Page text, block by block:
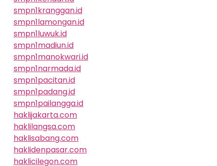
smpn1kranggan.id
smpn1lamongan.id
smpn1luwuk.id
smpn1madiun.id
smpn1manokwari.id
smpn1narmada.id
smpn1pacitan.id
smpn1padang.id
smpn1pailangga.id
haklijakarta.com
haklilangsa.com
haklisabang.com
haklidenpasar.com
haklicilegon.com